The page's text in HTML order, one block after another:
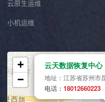
云原生运维
小机运维